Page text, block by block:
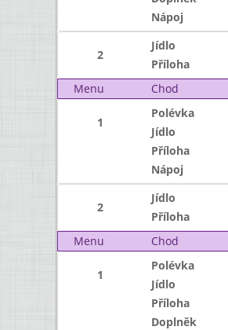
Nápoj
2
Jídlo
Příloha
Menu
Chod
1
Polévka
Jídlo
Příloha
Nápoj
2
Jídlo
Příloha
Menu
Chod
1
Polévka
Jídlo
Příloha
Doplněk